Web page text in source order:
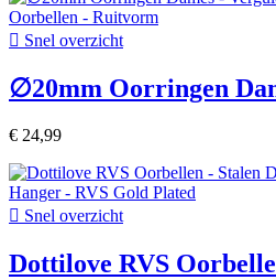
 Snel overzicht
∅20mm Oorringen
€ 24,99
 Snel overzicht
Dottilove RVS